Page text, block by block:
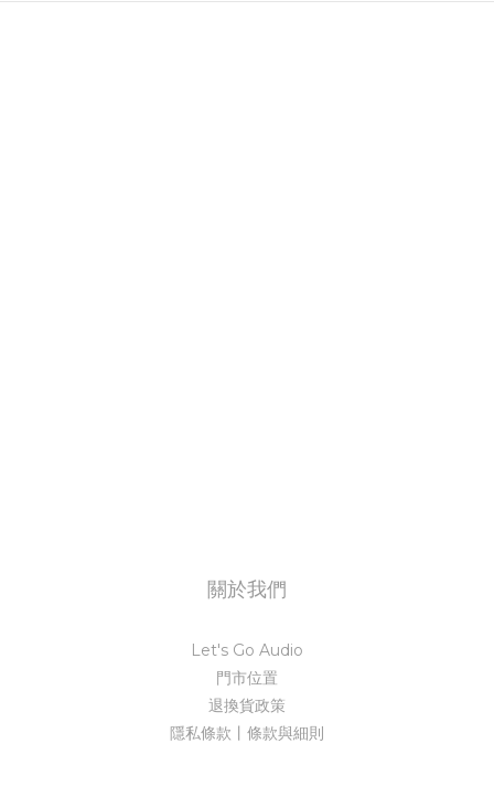
關於我們
Let's Go Audio
門市位置
退換貨政策
隱私條款丨條款與細則